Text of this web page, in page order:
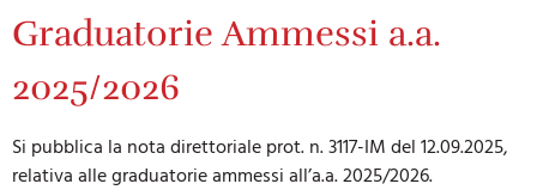
Graduatorie Ammessi a.a.
2025/2026
Si pubblica la nota direttoriale prot. n. 3117-IM del 12.09.2025,
relativa alle graduatorie ammessi all’a.a. 2025/2026.